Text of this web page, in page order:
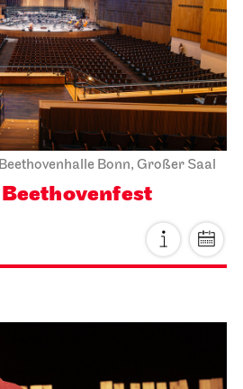
Beethovenhalle Bonn, Großer Saal